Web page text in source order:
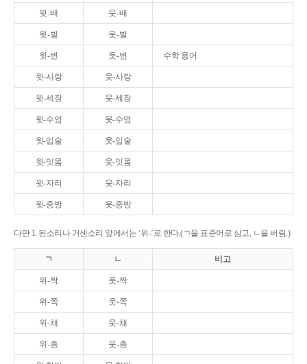
윗-배 웃-배
윗-벌 웃-벌
윗-변 웃-변 수학 용어.
윗-사랑 웃-사랑
윗-세장 웃-세장
윗-수염 웃-수염
윗-입술 웃-입술
윗-잇몸 웃-잇몸
윗-자리 웃-자리
윗-중방 웃-중방
다만 1. 된소리나 거센소리 앞에서는 ‘위-’로 한다.(ㄱ을 표준어로 삼고, ㄴ을 버림.)
ㄱ ㄴ 비고
위-짝 웃-짝
위-쪽 웃-쪽
위-채 웃-채
위-층 웃-층